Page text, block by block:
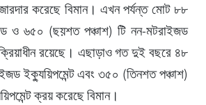
করেছে বিমান। এখন পর্যন্ত মোট ৮৮
ও ৬৫০ (ছয়শত পঞ্চাশ) টি নন-মটরাইজড
রয়েছে। এছাড়াও গত দুই বছরে ৪৮
ইক্যুয়িপমেন্ট এবং ৩৫০ (তিনশত পঞ্চাশ)
ক্রয় করেছে বিমান।